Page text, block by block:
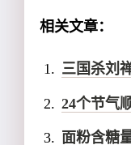
相关文章：
三国杀刘
24个节气
面粉含糖